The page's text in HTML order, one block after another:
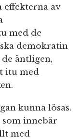
effekterna av
med de
demokratin
äntligen,
itu med
kunna lösas.
innebär
med